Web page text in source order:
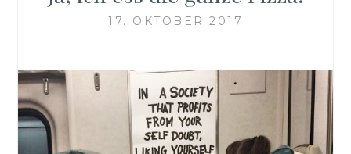
17. OKTOBER 2017